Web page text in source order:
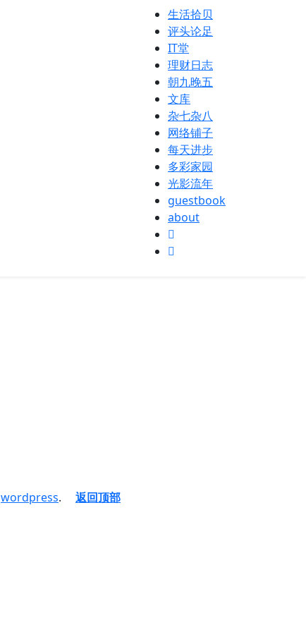
生活拾贝
评头论足
IT堂
理财日志
朝九晚五
文库
杂七杂八
网络铺子
每天进步
多彩家园
光影流年
guestbook
about
wordpress.
返回顶部